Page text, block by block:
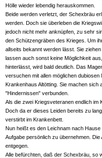
Hölle wieder lebendig herauskommen.
Beide werden verletzt, der Schexbräu
werden. Doch sie überleben die
jedoch nicht mehr anknüpfen, zu sehr
den Schützengräben des Krieges. Um
allseits bekannt werden lässt. Sie
lassen auch sonst keine Möglichkeit
hinterlässt, wird bald deutlich. Das
versuchen mit allen möglichen
Krankenhaus Altötting. Sie machen sich
"Hindernissen" verbunden.
Als die zwei Kriegsveteranen endlich
Doch da er dieses Leiden bereits zu
verstirbt im Krankenbett.
Nun heißt es den Leichnam nach
Aufgabe persönlich zu übernehmen.
entgegen.
Alle befürchten, daß der Schexbräu, so